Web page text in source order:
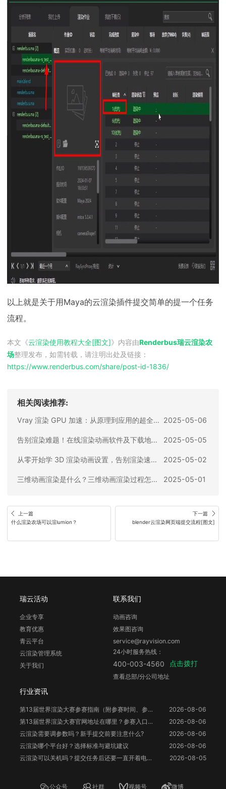
以上就是关于用Maya的云渲染插件提交简单的提一个任务
流程。
本文《云渲染使用教程大全[图文]》内容由Renderbus瑞云渲染农
场整理发布，如需转载，请注明出处及链接：
https://www.renderbus.com/share/post-id-1836/
相关阅读推荐:
Vray 渲染 GPU 加速：从原理到应用的超全攻略 2025-05-06
告别渲染难题！在线渲染动画软件及下载地址全攻略 2025-05-05
从零开始学 3D 渲染动画设置，告别渲染速度慢 2025-05-02
三维动画渲染是什么？三维动画渲染过程怎么做？ 2025-05-01
上一篇
什么渲染农场可以渲lumion？
下一篇
blender云渲染网页端提交流程[图文]
瑞云活动
企业专享
教育优惠
青云平台
云渲染管理系统
关于我们
行业资讯
第13届世界渲染大赛参赛指南（附参赛时间、参赛要求、赛事奖励等）
2026-08-06
第13届世界渲染大赛官网地址在哪里？参赛入口与信息整理
2026-08-06
云渲染需要调参数吗？新手提交前要注意什么?
2026-08-06
云渲染哪个平台好？选择标准与避坑建议
2026-08-06
云渲染可以关机吗？提交任务后还要一直开着电脑吗？
2026-08-05
联系我们
动画咨询
效果图咨询
service@rayvision.com
24小时服务热线：
400-003-4560 点击拨打
查看总部/分公司地址
公众号 社群 视频号 微博